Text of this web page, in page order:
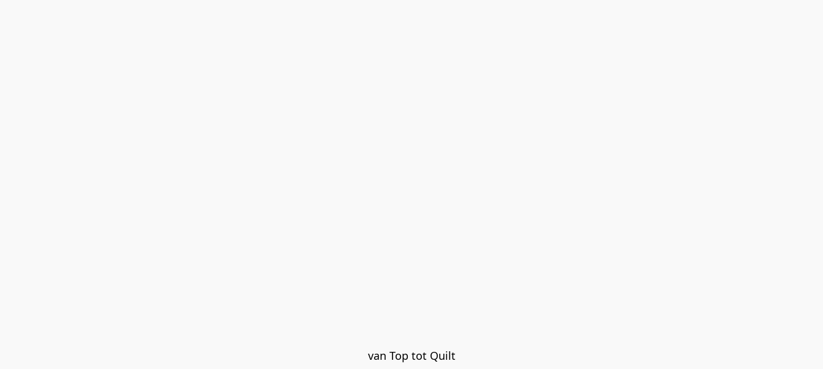
van Top tot Quilt